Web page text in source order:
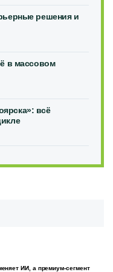
решения и
в массовом
всё
ИИ, а премиум-сегмент